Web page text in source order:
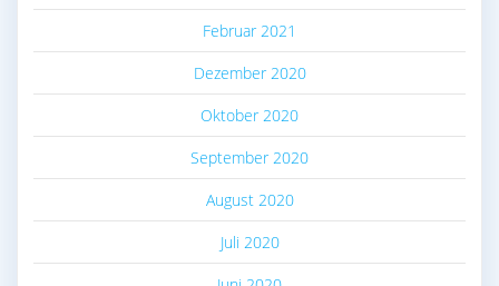
Februar 2021
Dezember 2020
Oktober 2020
September 2020
August 2020
Juli 2020